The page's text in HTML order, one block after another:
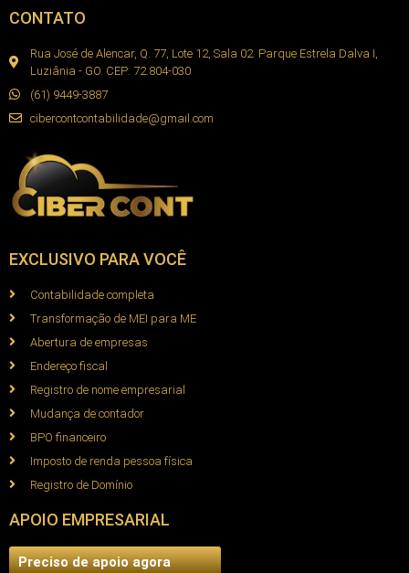
CONTATO
Rua José de Alencar, Q. 77, Lote 12, Sala 02. Parque Estrela Dalva I,
Luziânia - GO. CEP: 72.804-030
(61) 9449-3887
cibercontcontabilidade@gmail.com
EXCLUSIVO PARA VOCÊ
Contabilidade completa
Transformação de MEI para ME
Abertura de empresas
Endereço fiscal
Registro de nome empresarial
Mudança de contador
BPO financeiro
Imposto de renda pessoa física
Registro de Domínio
APOIO EMPRESARIAL
Preciso de apoio agora